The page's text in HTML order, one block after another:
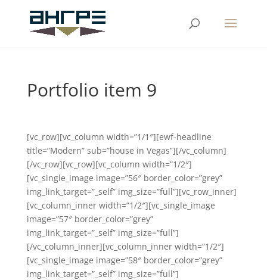
Portfolio item 9
[vc_row][vc_column width=”1/1″][ewf-headline
title=”Modern” sub=”house in Vegas”][/vc_column]
[/vc_row][vc_row][vc_column width=”1/2″]
[vc_single_image image=”56″ border_color=”grey”
img_link_target=”_self” img_size=”full”][vc_row_inner]
[vc_column_inner width=”1/2″][vc_single_image
image=”57″ border_color=”grey”
img_link_target=”_self” img_size=”full”]
[/vc_column_inner][vc_column_inner width=”1/2″]
[vc_single_image image=”58″ border_color=”grey”
img_link_target=”_self” img_size=”full”]